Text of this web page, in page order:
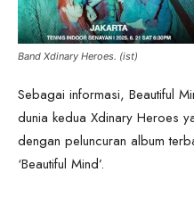
Band Xdinary Heroes. (ist)
Sebagai informasi, Beautiful
dunia kedua Xdinary Heroes
dengan peluncuran album
‘Beautiful Mind’.